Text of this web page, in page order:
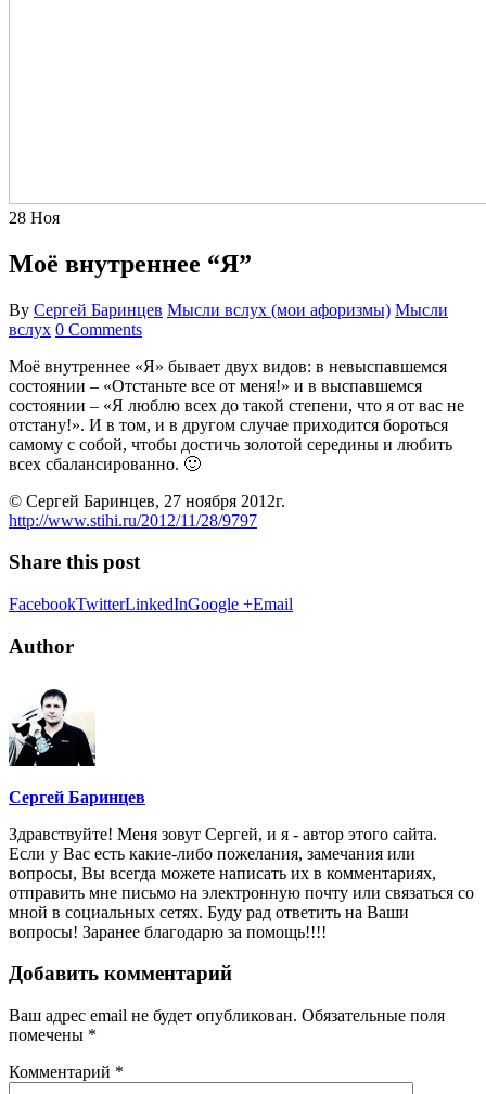
28 Ноя
Моё внутреннее “Я”
By Сергей Баринцев Мысли вслух (мои афоризмы) Мысли
вслух 0 Comments
Моё внутреннее «Я» бывает двух видов: в невыспавшемся
состоянии – «Отстаньте все от меня!» и в выспавшемся
состоянии – «Я люблю всех до такой степени, что я от вас не
отстану!». И в том, и в другом случае приходится бороться
самому с собой, чтобы достичь золотой середины и любить
всех сбалансированно. 🙂
© Сергей Баринцев, 27 ноября 2012г.
http://www.stihi.ru/2012/11/28/9797
Share this post
FacebookTwitterLinkedInGoogle +Email
Author
Сергей Баринцев
Здравствуйте! Меня зовут Сергей, и я - автор этого сайта.
Если у Вас есть какие-либо пожелания, замечания или
вопросы, Вы всегда можете написать их в комментариях,
отправить мне письмо на электронную почту или связаться со
мной в социальных сетях. Буду рад ответить на Ваши
вопросы! Заранее благодарю за помощь!!!!
Добавить комментарий
Ваш адрес email не будет опубликован. Обязательные поля
помечены *
Комментарий *